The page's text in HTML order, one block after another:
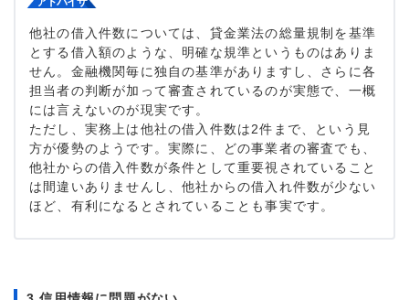
他社の借入件数については、貸金業法の総量規制を基準
とする借入額のような、明確な規準というものはありま
せん。金融機関毎に独自の基準がありますし、さらに各
担当者の判断が加って審査されているのが実態で、一概
には言えないのが現実です。
ただし、実務上は他社の借入件数は2件まで、という見
方が優勢のようです。実際に、どの事業者の審査でも、
他社からの借入件数が条件として重要視されていること
は間違いありませんし、他社からの借入れ件数が少ない
ほど、有利になるとされていることも事実です。